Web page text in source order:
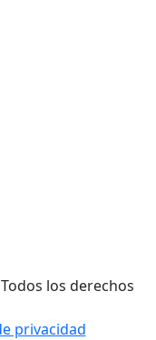
los derechos
privacidad